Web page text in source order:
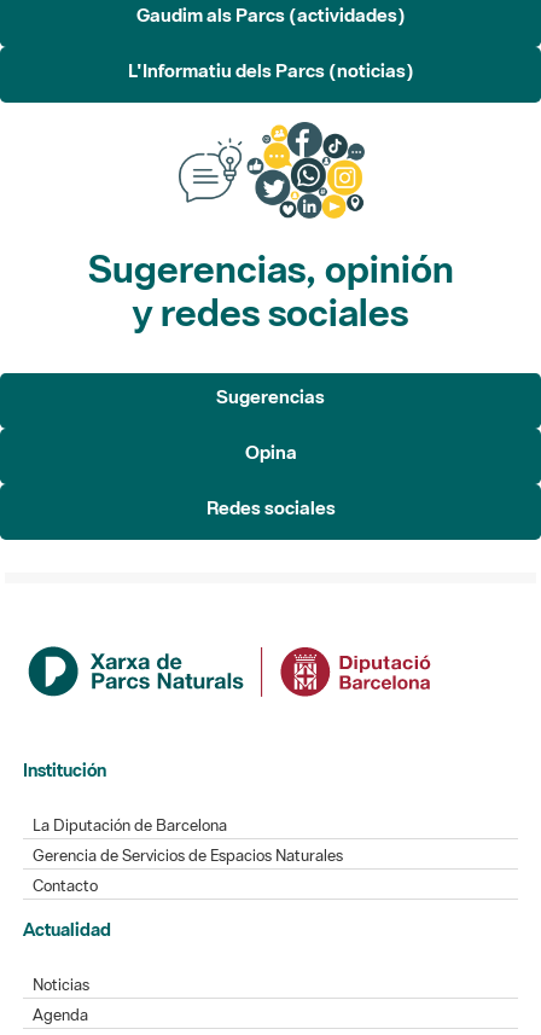
Gaudim als Parcs (actividades)
L'Informatiu dels Parcs (noticias)
Sugerencias, opinión
y redes sociales
Sugerencias
Opina
Redes sociales
Institución
La Diputación de Barcelona
Gerencia de Servicios de Espacios Naturales
Contacto
Actualidad
Noticias
Agenda